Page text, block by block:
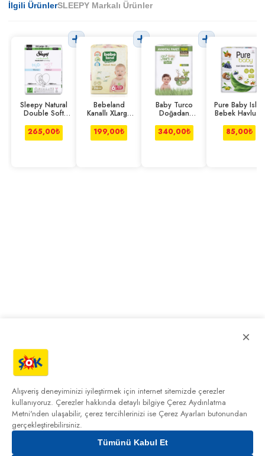
İlgili ÜrünlerSLEEPY Markalı Ürünler
Sleepy Natural
Double Soft
32'li
265,00₺
Bebeland
Kanallı XLarge
Adet
199,00₺
Baby Turco
Doğadan
62'li
340,00₺
Pure Baby Islak
Bebek Havlusu
85,00₺
×
Alışveriş deneyiminizi iyileştirmek için internet sitemizde çerezler
kullanıyoruz. Çerezler hakkında detaylı bilgiye Çerez Aydınlatma
Metni'nden ulaşabilir, çerez tercihlerinizi ise Çerez Ayarları butonundan
gerçekleştirebilirsiniz.
Tümünü Kabul Et